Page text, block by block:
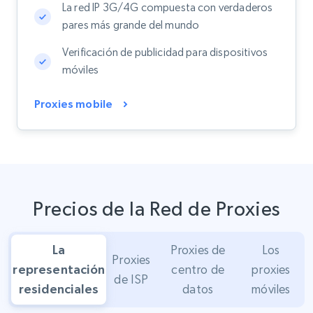
La red IP 3G/4G compuesta con verdaderos
pares más grande del mundo
Verificación de publicidad para dispositivos
móviles
Proxies mobile
Precios de la Red de Proxies
La
representación
residenciales
Proxies
de ISP
Proxies de
centro de
datos
Los
proxies
móviles